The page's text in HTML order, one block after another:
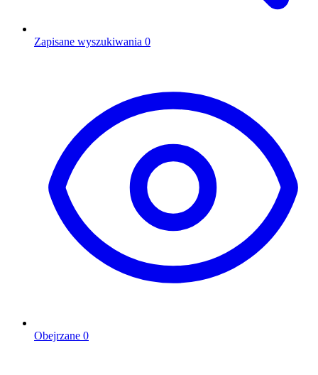
Zapisane wyszukiwania 0
Obejrzane 0